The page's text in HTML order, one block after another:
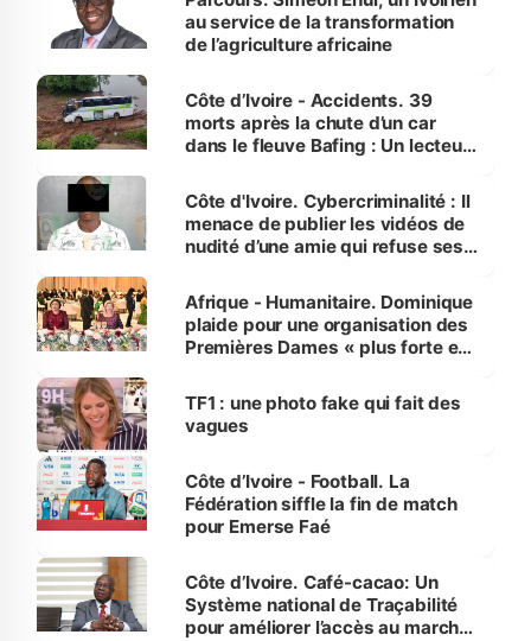
au service de la transformation
de l’agriculture africaine
Côte d’Ivoire - Accidents. 39
morts après la chute d’un car
dans le fleuve Bafing : Un lecteur
des Transports
Côte d'Ivoire. Cybercriminalité : Il
menace de publier les vidéos de
nudité d’une amie qui refuse ses
Afrique - Humanitaire. Dominique
plaide pour une organisation des
Premières Dames « plus forte et
sur la scène internationale »
TF1 : une photo fake qui fait des
vagues
Côte d’Ivoire - Football. La
Fédération siffle la fin de match
pour Emerse Faé
Côte d’Ivoire. Café-cacao: Un
Système national de Traçabilité
pour améliorer l’accès au marché